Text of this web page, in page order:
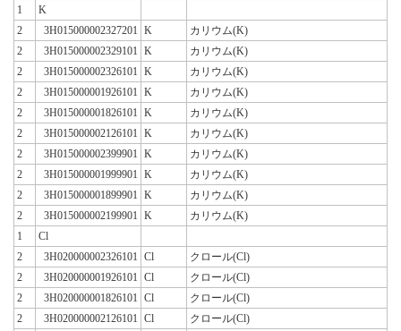
1
K
2
3H015000002327201 K
カリウム(K)
2
3H015000002329101 K
カリウム(K)
2
3H015000002326101 K
カリウム(K)
2
3H015000001926101 K
カリウム(K)
2
3H015000001826101 K
カリウム(K)
2
3H015000002126101 K
カリウム(K)
2
3H015000002399901 K
カリウム(K)
2
3H015000001999901 K
カリウム(K)
2
3H015000001899901 K
カリウム(K)
2
3H015000002199901 K
カリウム(K)
1
Cl
2
3H020000002326101 Cl
クロール(Cl)
2
3H020000001926101 Cl
クロール(Cl)
2
3H020000001826101 Cl
クロール(Cl)
2
3H020000002126101 Cl
クロール(Cl)